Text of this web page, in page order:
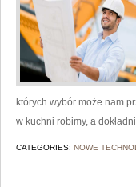
których wybór może nam
w kuchni robimy, a
CATEGORIES: NOWE